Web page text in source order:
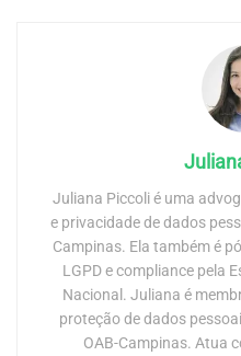
Juliana Piccoli é uma
e privacidade de dados
Campinas. Ela também é
LGPD e compliance pela
Nacional. Juliana é
proteção de dados
OAB-Campinas. Atua